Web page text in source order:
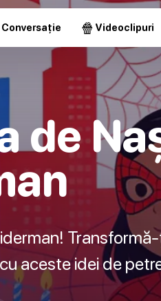
🍿 Videoclipuri
de
aceste idei de